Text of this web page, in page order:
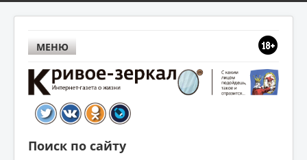
МЕНЮ
Поиск по сайту